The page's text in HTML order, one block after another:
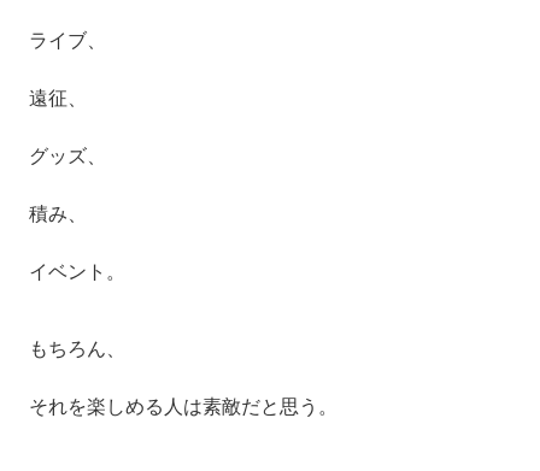
ライブ、
遠征、
グッズ、
積み、
イベント。
もちろん、
それを楽しめる人は素敵だと思う。